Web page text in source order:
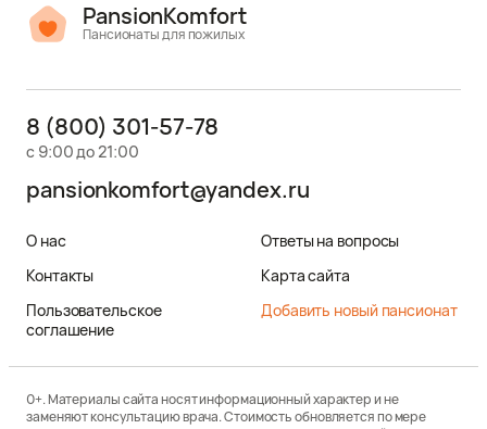
PansionKomfort
Пансионаты для пожилых
8 (800) 301-57-78
с 9:00 до 21:00
pansionkomfort@yandex.ru
О нас
Контакты
Пользовательское
соглашение
Ответы на вопросы
Карта сайта
Добавить новый пансионат
0+. Материалы сайта носят информационный характер и не
заменяют консультацию врача. Стоимость обновляется по мере